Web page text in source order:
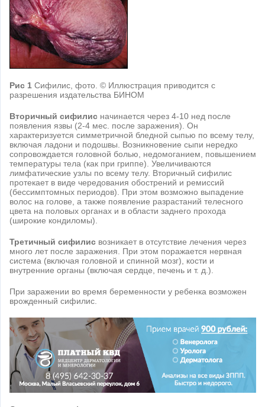
Рис 1 Cифилис, фото. © Иллюстрация приводится с
разрешения издательства БИНОМ
Вторичный сифилис начинается через 4-10 нед после
появления язвы (2-4 мес. после заражения). Он
характеризуется симметричной бледной сыпью по всему телу,
включая ладони и подошвы. Возникновение сыпи нередко
сопровождается головной болью, недомоганием, повышением
температуры тела (как при гриппе). Увеличиваются
лимфатические узлы по всему телу. Вторичный сифилис
протекает в виде чередования обострений и ремиссий
(бессимптомных периодов). При этом возможно выпадение
волос на голове, а также появление разрастаний телесного
цвета на половых органах и в области заднего прохода
(широкие кондиломы).
Третичный сифилис возникает в отсутствие лечения через
много лет после заражения. При этом поражается нервная
система (включая головной и спинной мозг), кости и
внутренние органы (включая сердце, печень и т. д.).
При заражении во время беременности у ребенка возможен
врожденный сифилис.